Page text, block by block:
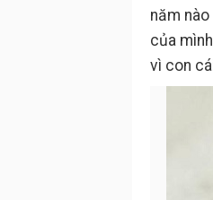
năm
của
vì con